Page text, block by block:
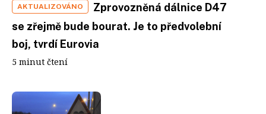
AKTUALIZOVÁNO
Zprovozněná dálnice D47
se zřejmě bude bourat. Je to předvolební
boj, tvrdí Eurovia
5 minut čtení